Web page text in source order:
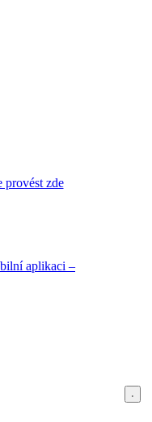
provést zde
aplikaci –